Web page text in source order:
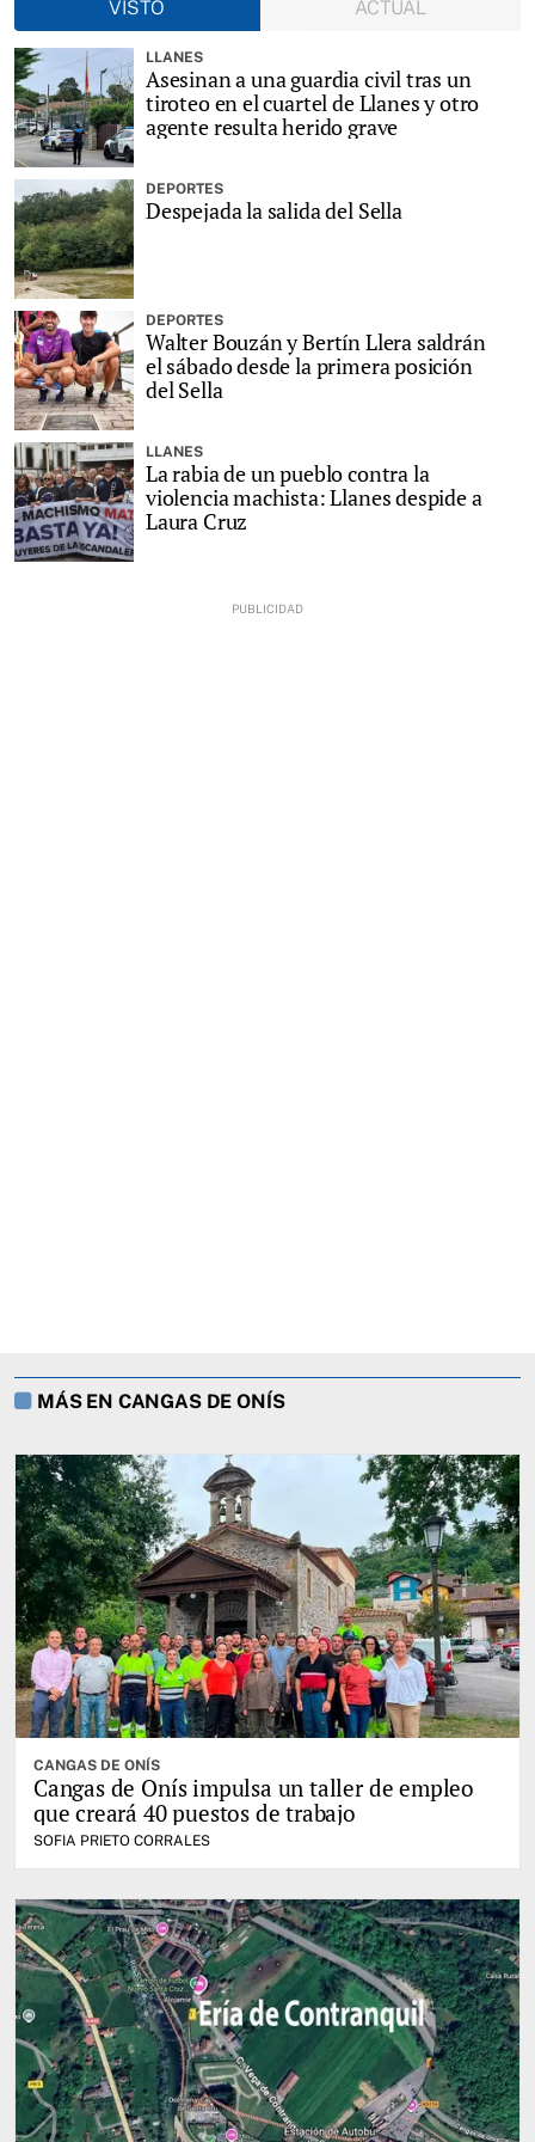
VISTO
ACTUAL
LLANES
Asesinan a una guardia civil tras un
tiroteo en el cuartel de Llanes y otro
agente resulta herido grave
DEPORTES
Despejada la salida del Sella
DEPORTES
Walter Bouzán y Bertín Llera saldrán
el sábado desde la primera posición
del Sella
LLANES
La rabia de un pueblo contra la
violencia machista: Llanes despide a
Laura Cruz
MÁS EN CANGAS DE ONÍS
CANGAS DE ONÍS
Cangas de Onís impulsa un taller de empleo
que creará 40 puestos de trabajo
SOFIA PRIETO CORRALES